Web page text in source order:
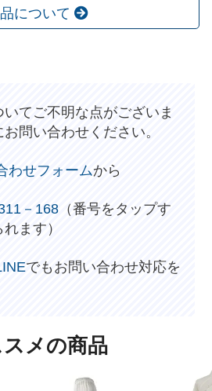
について
てご不明な点がございま
問い合わせください。
わせフォームから
－168 （番号をタップす
ます）
でもお問い合わせ対応を
メの商品